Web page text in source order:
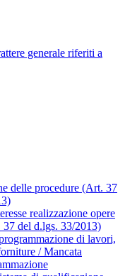
generale riferiti a
delle procedure (Art. 37
realizzazione opere
del d.lgs. 33/2013)
di lavori,
/ Mancata